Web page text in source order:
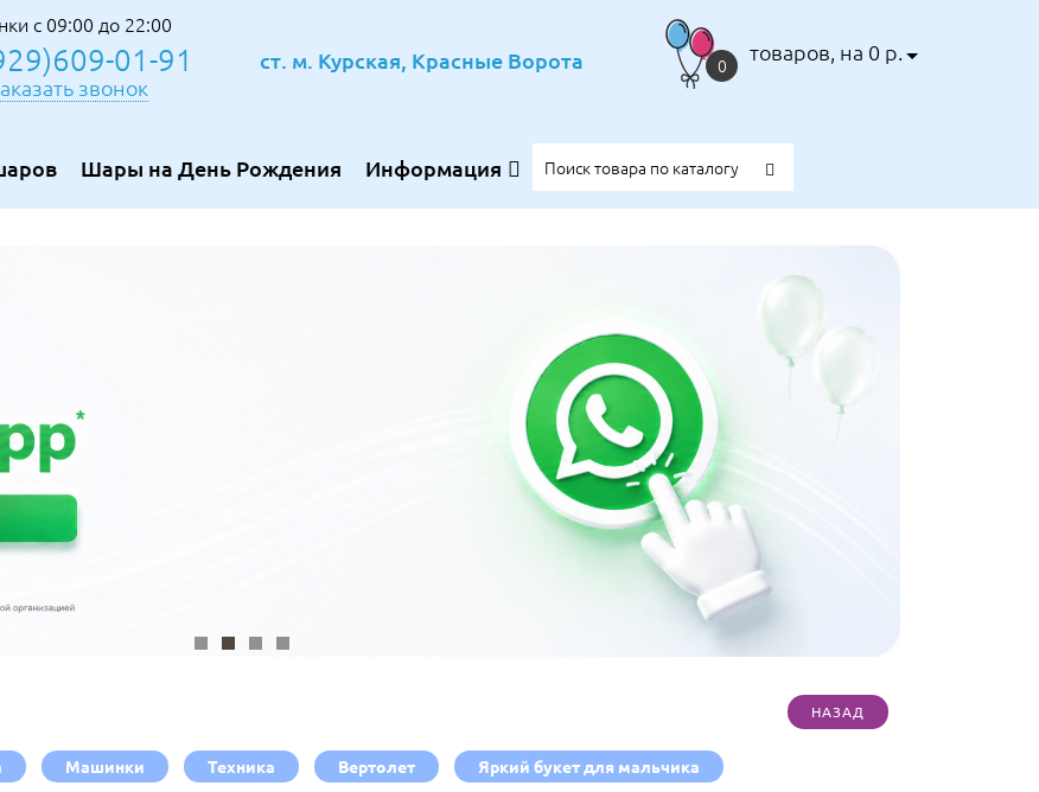
с 09:00 до 22:00
01-91
звонок
ст. м. Курская, Красные Ворота 0 товаров, на 0 р.
Шары на День Рождения Информация
Машинки Техника Вертолет Яркий букет для мальчика